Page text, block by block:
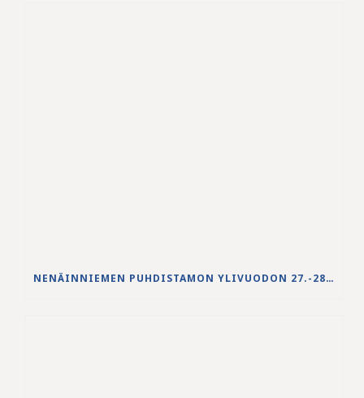
NENÄINNIEMEN PUHDISTAMON YLIVUODON 27.-28.5.2026 VESISTÖVAIKUTUKSET